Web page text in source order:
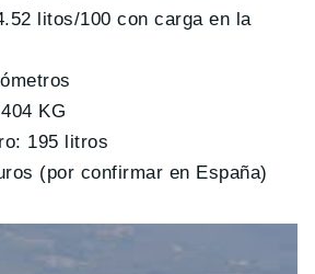
litos/100 con carga en la
KG
195 litros
(por confirmar en España)